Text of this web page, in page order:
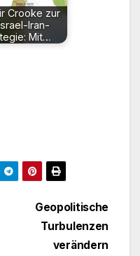
Crooke zur
Iran-
Mit…
Geopolitische
Turbulenzen
verändern